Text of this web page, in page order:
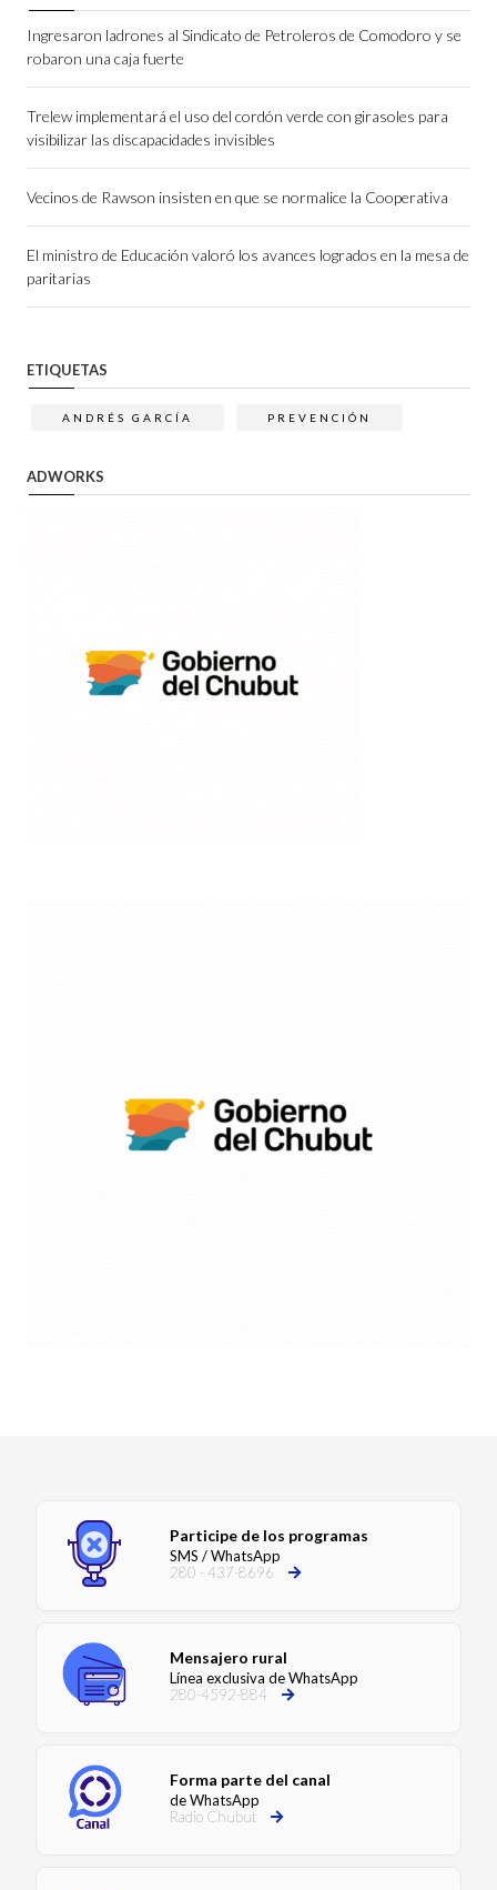
Ingresaron ladrones al Sindicato de Petroleros de Comodoro y se
robaron una caja fuerte
Trelew implementará el uso del cordón verde con girasoles para
visibilizar las discapacidades invisibles
Vecinos de Rawson insisten en que se normalice la Cooperativa
El ministro de Educación valoró los avances logrados en la mesa de
paritarias
ETIQUETAS
ANDRÉS GARCÍA PREVENCIÓN
ADWORKS
Participe de los programas
SMS / WhatsApp
280 - 437-8696
Mensajero rural
Línea exclusiva de WhatsApp
280-4592-884
Forma parte del canal
de WhatsApp
Radio Chubut